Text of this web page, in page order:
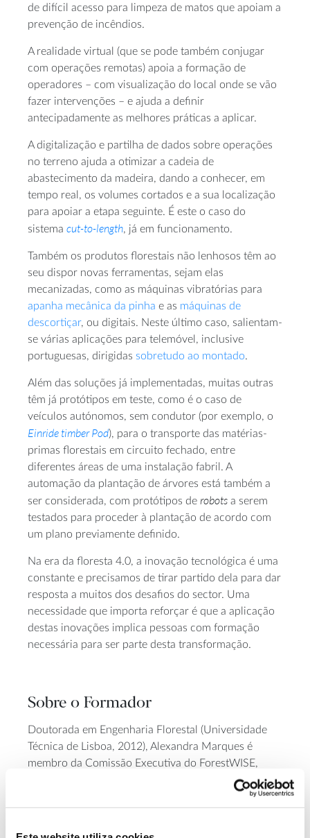
de difícil acesso para limpeza de matos que apoiam a
prevenção de incêndios.
A realidade virtual (que se pode também conjugar
com operações remotas) apoia a formação de
operadores – com visualização do local onde se vão
fazer intervenções – e ajuda a definir
antecipadamente as melhores práticas a aplicar.
A digitalização e partilha de dados sobre operações
no terreno ajuda a otimizar a cadeia de
abastecimento da madeira, dando a conhecer, em
tempo real, os volumes cortados e a sua localização
para apoiar a etapa seguinte. É este o caso do
sistema cut-to-length, já em funcionamento.
Também os produtos florestais não lenhosos têm ao
seu dispor novas ferramentas, sejam elas
mecanizadas, como as máquinas vibratórias para
apanha mecânica da pinha e as máquinas de
descortiçar, ou digitais. Neste último caso, salientam-
se várias aplicações para telemóvel, inclusive
portuguesas, dirigidas sobretudo ao montado.
Além das soluções já implementadas, muitas outras
têm já protótipos em teste, como é o caso de
veículos autónomos, sem condutor (por exemplo, o
Einride timber Pod), para o transporte das matérias-
primas florestais em circuito fechado, entre
diferentes áreas de uma instalação fabril. A
automação da plantação de árvores está também a
ser considerada, com protótipos de robots a serem
testados para proceder à plantação de acordo com
um plano previamente definido.
Na era da floresta 4.0, a inovação tecnológica é uma
constante e precisamos de tirar partido dela para dar
resposta a muitos dos desafios do sector. Uma
necessidade que importa reforçar é que a aplicação
destas inovações implica pessoas com formação
necessária para ser parte desta transformação.
Sobre o Formador
Doutorada em Engenharia Florestal (Universidade
Técnica de Lisboa, 2012), Alexandra Marques é
membro da Comissão Executiva do ForestWISE,
onde lidera a linha de trabalho em Economia
Circular e Cadeias de Valor. Anteriormente, liderou a